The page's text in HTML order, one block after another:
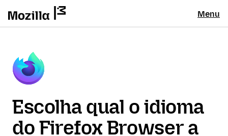
Menu
Escolha qual o idioma
do Firefox Browser a